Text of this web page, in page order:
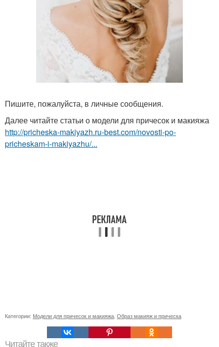
Пишите, пожалуйста, в личные сообщения.
Далее читайте статьи о модели для причесок и макияжа
http://pricheska-makiyazh.ru-best.com/novosti-po-
pricheskam-i-makiyazhu/...
Категории: Модели для причесок и макияжа Образ макияж и прическа
Читайте также